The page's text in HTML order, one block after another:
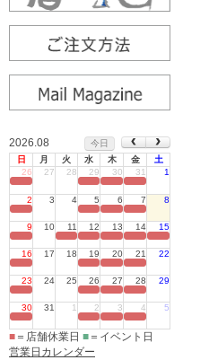
2026.08
今日
日
月 火 水 木 金
土
26
27 28 29 30 31 1
2 3 4 5 6 7 8
9 10 11 12 13 14 15
16 17 18 19 20 21 22
23 24 25 26 27 28 29
30 31 1 2 3 4 5
■ ＝店舗休業日 ■ ＝イベント日
営業日カレンダー